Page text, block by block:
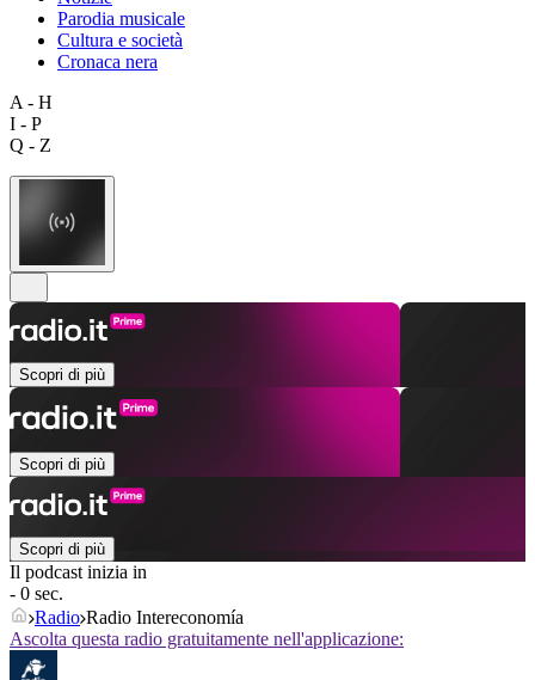
Parodia musicale
Cultura e società
Cronaca nera
A - H
I - P
Q - Z
Scopri di più
Scopri di più
Scopri di più
Il podcast inizia in
- 0 sec.
Radio Radio Intereconomía
Ascolta questa radio gratuitamente nell'applicazione: